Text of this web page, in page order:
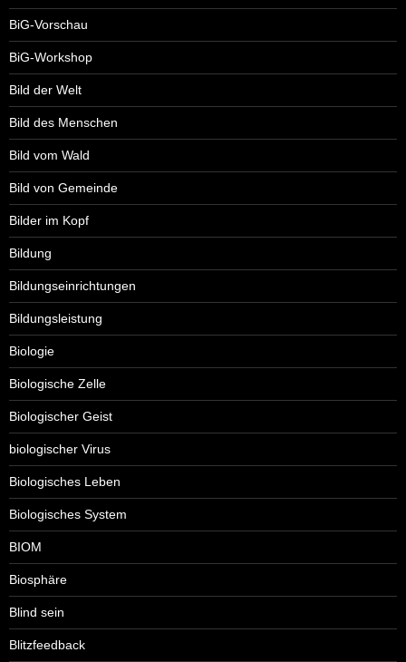
BiG-Vorschau
BiG-Workshop
Bild der Welt
Bild des Menschen
Bild vom Wald
Bild von Gemeinde
Bilder im Kopf
Bildung
Bildungseinrichtungen
Bildungsleistung
Biologie
Biologische Zelle
Biologischer Geist
biologischer Virus
Biologisches Leben
Biologisches System
BIOM
Biosphäre
Blind sein
Blitzfeedback